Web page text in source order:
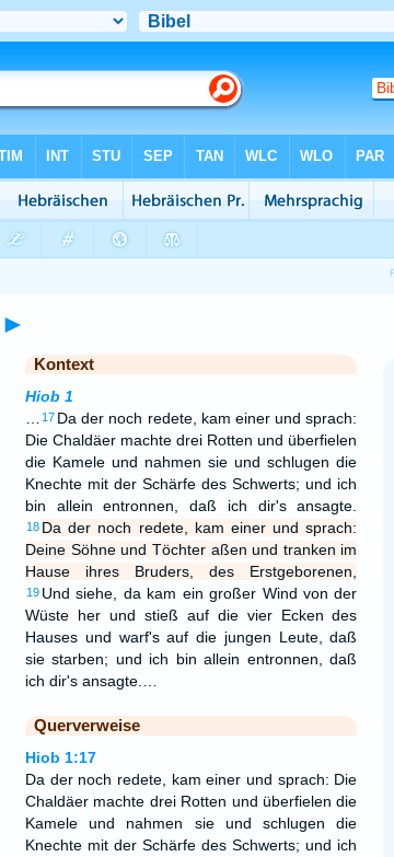
►
Kontext
Hiob 1
17 Da der noch redete, kam einer und sprach:
Die Chaldäer machte drei Rotten und überfielen
die Kamele und nahmen sie und schlugen die
Knechte mit der Schärfe des Schwerts; und ich
bin allein entronnen, daß ich dir's ansagte.
18 Da der noch redete, kam einer und sprach:
Deine Söhne und Töchter aßen und tranken im
Hause ihres Bruders, des Erstgeborenen,
19 Und siehe, da kam ein großer Wind von der
Wüste her und stieß auf die vier Ecken des
Hauses und warf's auf die jungen Leute, daß
sie starben; und ich bin allein entronnen, daß
ich dir's ansagte.…
Querverweise
Hiob 1:17
Da der noch redete, kam einer und sprach: Die
Chaldäer machte drei Rotten und überfielen die
Kamele und nahmen sie und schlugen die
Knechte mit der Schärfe des Schwerts; und ich